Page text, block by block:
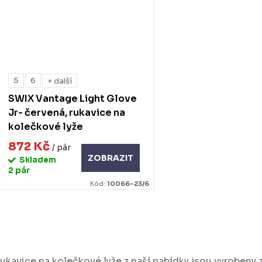
5 6 + další
SWIX Vantage Light Glove
Jr- červená, rukavice na
kolečkové lyže
872 Kč / pár
Skladem
2 pár
ZOBRAZIT
Kód:10066-23/6